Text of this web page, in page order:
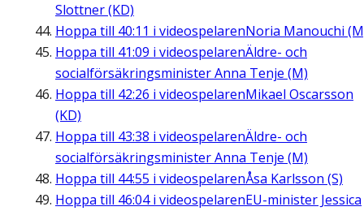
Slottner (KD)
Hoppa till 40:11 i videospelarenNoria Manouchi
Hoppa till 41:09 i videospelarenÄldre- och
socialförsäkringsminister Anna Tenje (M)
Hoppa till 42:26 i videospelarenMikael Oscarsson
(KD)
Hoppa till 43:38 i videospelarenÄldre- och
socialförsäkringsminister Anna Tenje (M)
Hoppa till 44:55 i videospelarenÅsa Karlsson (S)
Hoppa till 46:04i videospelarenEU-minister Jessica